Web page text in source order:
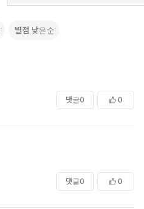
별점 낮은순
댓글0 0
댓글0 0